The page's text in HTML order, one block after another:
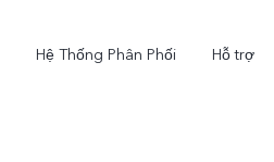
Hệ Thống Phân Phối Hỗ trợ